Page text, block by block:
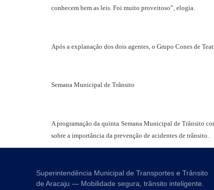
conhecem bem as leis. Foi muito proveitoso”, elogia.
Após a explanação dos dois agentes, o Grupo Cones de
Semana Municipal de Trânsito
A programação da quinta Semana Municipal de Trânsito
sobre a importância da prevenção de acidentes de trânsito.
Superintendência Municipal de Transportes e Trânsito
de Aracaju — Mobilidade segura, trânsito inteligente.